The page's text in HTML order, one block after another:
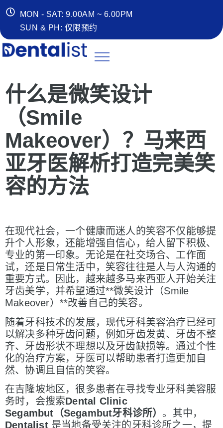
MON - SAT: 9.00AM ~ 6.00PM
SUN & PH: 仅限预约
什么是微笑设计
（Smile
Makeover）？ 马来西
亚牙医解析打造完美笑
容的方法
在现代社会，一个健康而迷人的笑容不仅能够提
升个人形象，还能增强自信心，给人留下积极、
专业的第一印象。无论是在社交场合、工作面
试，还是日常生活中，笑容往往是人与人沟通的
重要方式。因此，越来越多马来西亚人开始关注
牙齿美学，并希望通过**微笑设计（Smile
Makeover）**改善自己的笑容。
随着牙科技术的发展，现代牙科美容治疗已经可
以解决多种牙齿问题，例如牙齿发黄、牙齿不整
齐、牙齿形状不理想以及牙齿缺损等。通过个性
化的治疗方案，牙医可以帮助患者打造更加自
然、协调且自信的笑容。
在吉隆坡地区，很多患者在寻找专业牙科美容服
务时，会搜索Dental Clinic
Segambut （Segambut牙科诊所） 。其中，
Dentalist是当地备受关注的牙科诊所之一，提